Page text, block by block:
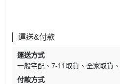
運送&付款
運送方式
一般宅配
7-11取貨 全家取貨
付款方式